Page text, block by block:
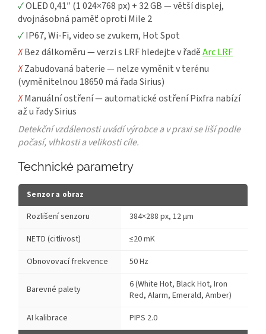
✓OLED 0,41″ (1 024×768 px) + 32 GB — větší displej,
dvojnásobná paměť oproti Mile 2
✓IP67, Wi-Fi, video se zvukem, Hot Spot
✗Bez dálkoměru — verzi s LRF hledejte v řaděArc LRF
✗Zabudovaná baterie — nelze vyměnit v terénu
(vyměnitelnou 18650 má řada Sirius)
✗Manuální ostření — automatické ostření Pixfra nabízí
až u řady Sirius
Detekční vzdálenosti uvádí výrobce a v praxi se liší podle
počasí, vlhkosti a velikosti cíle.
Technické parametry
Senzor a obraz
Rozlišení senzoru
384×288 px, 12 μm
NETD (citlivost)
≤20 mK
Obnovovací frekvence
50 Hz
Barevné palety
6 (White Hot, Black Hot, Iron
Red, Alarm, Emerald, Amber)
AI kalibrace
PIPS 2.0